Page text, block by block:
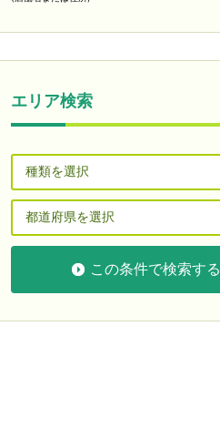
エリア検索
この条件で検索する